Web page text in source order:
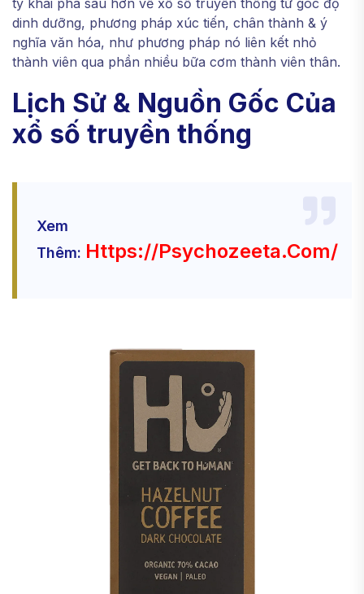
ty khai phá sâu hơn về xổ số truyền thống từ góc độ
dinh dưỡng, phương pháp xúc tiến, chân thành & ý
nghĩa văn hóa, như phương pháp nó liên kết nhỏ
thành viên qua phần nhiều bữa cơm thành viên thân.
Lịch Sử & Nguồn Gốc Của
xổ số truyền thống
Xem
Thêm: Https://psychozeeta.com/